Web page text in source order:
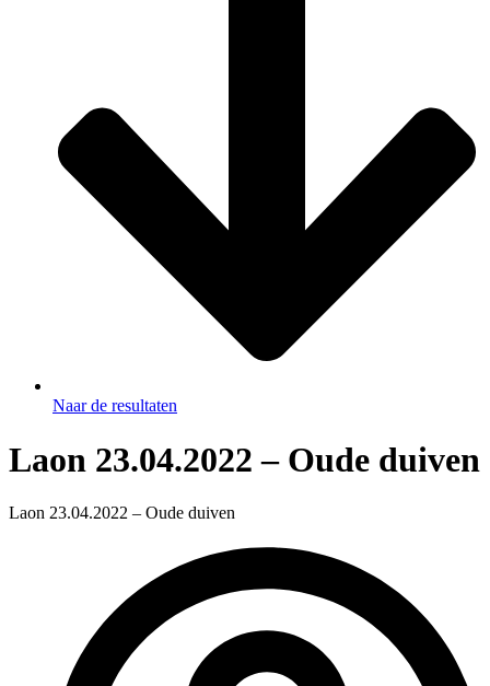
Naar de resultaten
Laon 23.04.2022 – Oude duiven
Laon 23.04.2022 – Oude duiven